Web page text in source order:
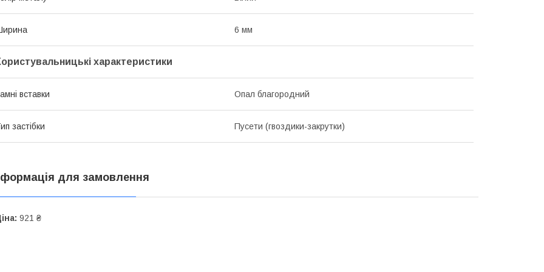
6 мм
характеристики
вставки Опал благородний
застібки Пусети (гвоздики-закрутки)
для замовлення
921 ₴